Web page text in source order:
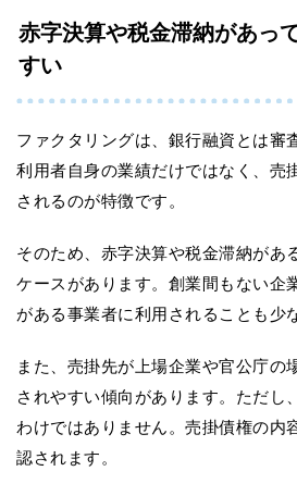
赤字決算や税金滞納があっ
すい
ファクタリングは、銀行融資とは審
利用者自身の業績だけではなく、売
されるのが特徴です。
そのため、赤字決算や税金滞納があ
ケースがあります。創業間もない企
がある事業者に利用されることも少
また、売掛先が上場企業や官公庁の
されやすい傾向があります。ただし
わけではありません。売掛債権の内
認されます。